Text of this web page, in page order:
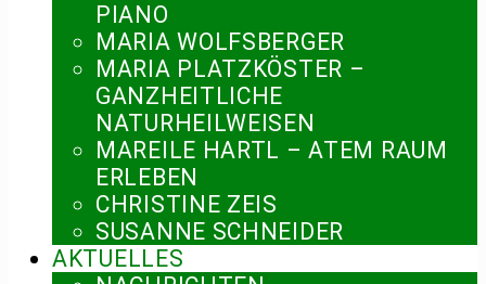
PIANO
MARIA WOLFSBERGER
MARIA PLATZKÖSTER –
GANZHEITLICHE
NATURHEILWEISEN
MAREILE HARTL – ATEM RAUM
ERLEBEN
CHRISTINE ZEIS
SUSANNE SCHNEIDER
AKTUELLES